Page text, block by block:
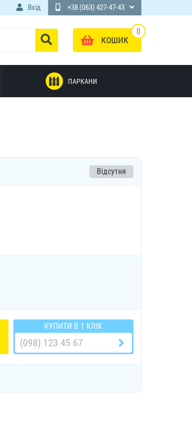
Вхід +38 (063) 427-47-43
0
КОШИК
ПАРКАНИ
Відсутня
КУПИТИ В 1 КЛІК